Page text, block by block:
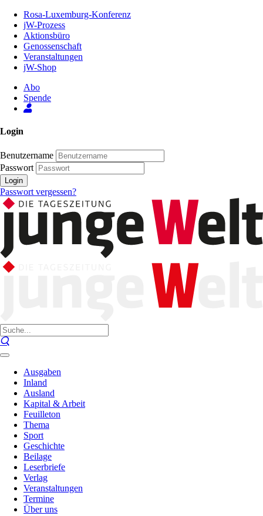
Inhalt
Seite
Rosa-Luxemburg-Konferenz
jW-Prozess
Aktionsbüro
Genossenschaft
Veranstaltungen
jW-Shop
Abo
Spende
Login
Benutzername
Passwort
Login
Passwort vergessen?
Ausgaben
Inland
Ausland
Kapital & Arbeit
Feuilleton
Thema
Sport
Geschichte
Beilage
Leserbriefe
Verlag
Veranstaltungen
Termine
Über uns